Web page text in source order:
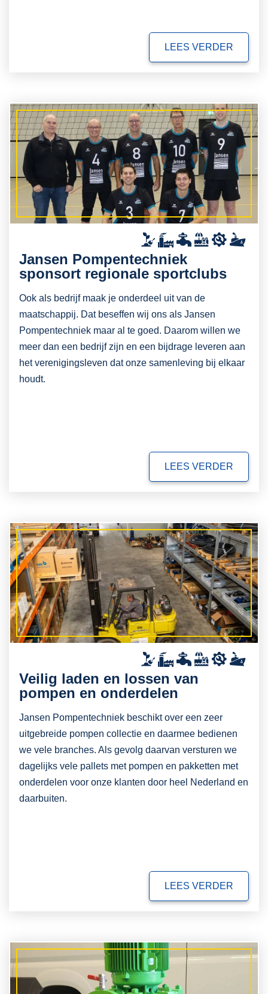
LEES VERDER
Jansen Pompentechniek
sponsort regionale sportclubs
Ook als bedrijf maak je onderdeel uit van de
maatschappij. Dat beseffen wij ons als Jansen
Pompentechniek maar al te goed. Daarom willen we
meer dan een bedrijf zijn en een bijdrage leveren aan
het verenigingsleven dat onze samenleving bij elkaar
houdt.
LEES VERDER
Veilig laden en lossen van
pompen en onderdelen
Jansen Pompentechniek beschikt over een zeer
uitgebreide pompen collectie en daarmee bedienen
we vele branches. Als gevolg daarvan versturen we
dagelijks vele pallets met pompen en pakketten met
onderdelen voor onze klanten door heel Nederland en
daarbuiten.
LEES VERDER